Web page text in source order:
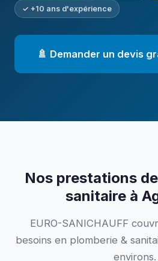
✓ +10 ans d'expérience
🚿 Demander un devis
Nos prestations
sanitaire à
EURO-SANICHAUFF
besoins en plomberie &
environs.